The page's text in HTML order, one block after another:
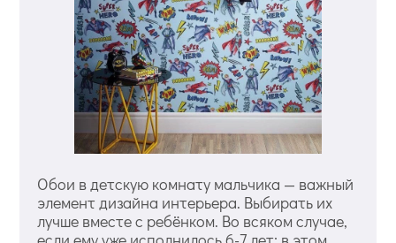
Обои в детскую комнату мальчика — важный
элемент дизайна интерьера. Выбирать их
лучше вместе с ребёнком. Во всяком случае,